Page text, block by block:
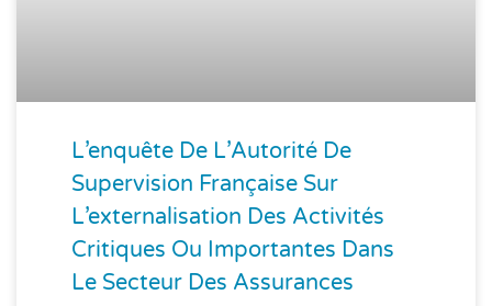
L’enquête De L’Autorité De
Supervision Française Sur
L’externalisation Des Activités
Critiques Ou Importantes Dans
Le Secteur Des Assurances